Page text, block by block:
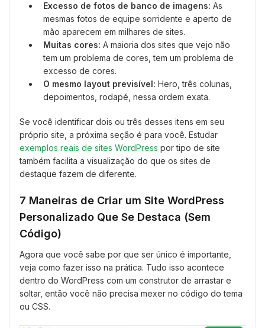
Excesso de fotos de banco de imagens: As
mesmas fotos de equipe sorridente e aperto de
mão aparecem em milhares de sites.
Muitas cores: A maioria dos sites que vejo não
tem um problema de cores, tem um problema de
excesso de cores.
O mesmo layout previsível: Hero, três colunas,
depoimentos, rodapé, nessa ordem exata.
Se você identificar dois ou três desses itens em seu
próprio site, a próxima seção é para você. Estudar
exemplos reais de sites WordPress por tipo de site
também facilita a visualização do que os sites de
destaque fazem de diferente.
7 Maneiras de Criar um Site WordPress
Personalizado Que Se Destaca (Sem
Código)
Agora que você sabe por que ser único é importante,
veja como fazer isso na prática. Tudo isso acontece
dentro do WordPress com um construtor de arrastar e
soltar, então você não precisa mexer no código do tema
ou CSS.